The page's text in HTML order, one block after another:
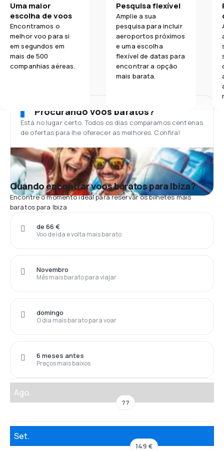
Uma maior
escolha de voos
Encontramos o
melhor voo para si
em segundos em
mais de 500
companhias aéreas.
Pesquisa flexível
Amplie a sua
pesquisa para incluir
aeroportos próximos
e uma escolha
flexível de datas para
encontrar a opção
mais barata.
Procurando voos baratos?
Está no lugar certo. Todos os dias comparamos centenas
de ofertas para lhe oferecer as melhores. Confira!
Quando encontrar voos baratos para Ibiza?
Encontre o momento ideal para reservar os bilhetes mais
baratos para Ibiza
Voo de ida e volta mais barato
de 66 €
Mês mais barato para viajar
Novembro
O dia mais barato para voar
domingo
Preços mais baixos
6 meses antes
Ago.
??
Set.
149 €